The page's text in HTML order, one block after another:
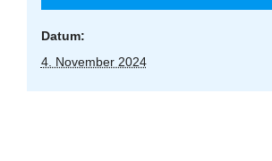
Datum:
4. November 2024